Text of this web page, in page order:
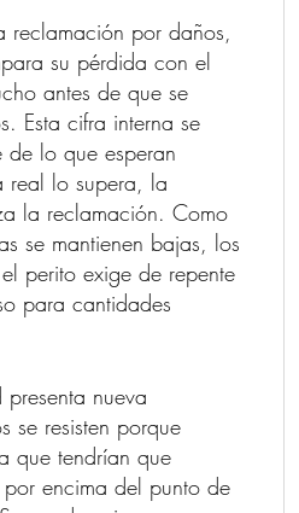
por daños,
su pérdida con el
antes de que se
Esta cifra interna se
de lo que esperan
real lo supera, la
la reclamación. Como
se mantienen bajas, los
perito exige de repente
para cantidades
nueva
se resisten porque
que tendrían que
por encima del punto de